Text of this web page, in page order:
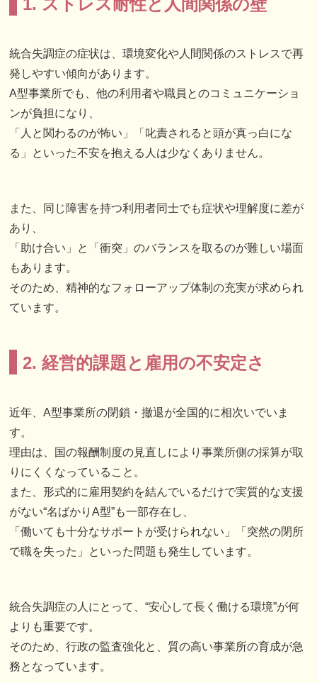
統合失調症の症状は、環境変化や人間関係のストレスで再
発しやすい傾向があります。
A型事業所でも、他の利用者や職員とのコミュニケーショ
ンが負担になり、
「人と関わるのが怖い」「叱責されると頭が真っ白にな
る」といった不安を抱える人は少なくありません。
また、同じ障害を持つ利用者同士でも症状や理解度に差が
あり、
「助け合い」と「衝突」のバランスを取るのが難しい場面
もあります。
そのため、精神的なフォローアップ体制の充実が求められ
ています。
2. 経営的課題と雇用の不安定さ
近年、A型事業所の閉鎖・撤退が全国的に相次いでいま
す。
理由は、国の報酬制度の見直しにより事業所側の採算が取
りにくくなっていること。
また、形式的に雇用契約を結んでいるだけで実質的な支援
がない“名ばかりA型”も一部存在し、
「働いても十分なサポートが受けられない」「突然の閉所
で職を失った」といった問題も発生しています。
統合失調症の人にとって、“安心して長く働ける環境”が何
よりも重要です。
そのため、行政の監査強化と、質の高い事業所の育成が急
務となっています。